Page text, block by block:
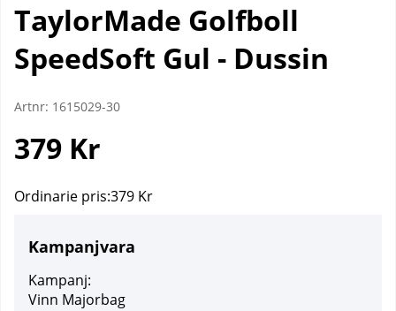
TaylorMade Golfboll
SpeedSoft Gul - Dussin
Artnr: 1615029-30
379 Kr
Ordinarie pris:379 Kr
Kampanjvara
Kampanj:
Vinn Majorbag